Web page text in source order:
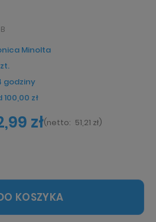
Minolta
godziny
100,00 zł
zł(netto: 51,21 zł)
KOSZYKA